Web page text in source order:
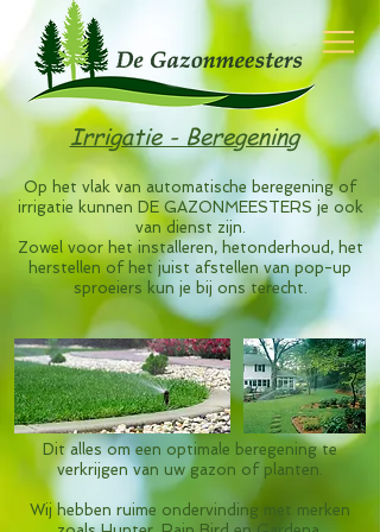
Irrigatie - Beregening
Op het vlak van automatische beregening of
irrigatie kunnen DE GAZONMEESTERS je ook
van dienst zijn.
Zowel voor het installeren, hetonderhoud, het
herstellen of het juist afstellen van pop-up
sproeiers kun je bij ons terecht.
Dit alles om een optimale beregening te
verkrijgen van uw gazon of planten.
Wij hebben ruime ondervinding met merken